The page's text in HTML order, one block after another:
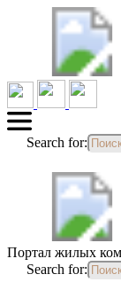
Search for:
Портал жилых
Search for: